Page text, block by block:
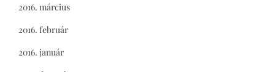
2016. március
2016. február
2016. január